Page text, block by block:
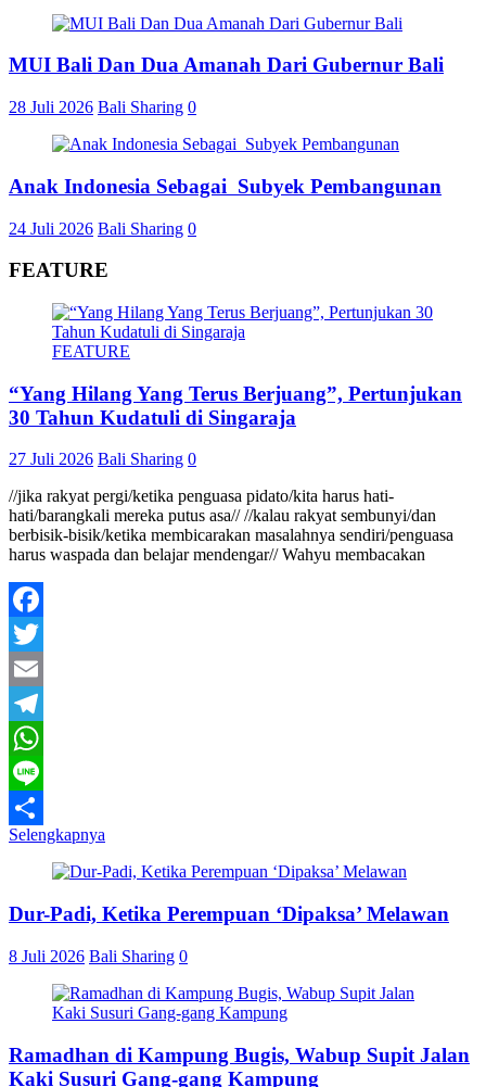
MUI Bali Dan Dua Amanah Dari Gubernur Bali
28 Juli 2026 Bali Sharing 0
Anak Indonesia Sebagai Subyek Pembangunan
24 Juli 2026 Bali Sharing 0
FEATURE
FEATURE
“Yang Hilang Yang Terus Berjuang”, Pertunjukan
30 Tahun Kudatuli di Singaraja
27 Juli 2026 Bali Sharing 0
//jika rakyat pergi/ketika penguasa pidato/kita harus hati-
hati/barangkali mereka putus asa// //kalau rakyat sembunyi/dan
berbisik-bisik/ketika membicarakan masalahnya sendiri/penguasa
harus waspada dan belajar mendengar// Wahyu membacakan
Facebook
Twitter
Email
Telegram
WhatsApp
Line
Share
Selengkapnya
Dur-Padi, Ketika Perempuan ‘Dipaksa’ Melawan
8 Juli 2026 Bali Sharing 0
Ramadhan di Kampung Bugis, Wabup Supit Jalan
Kaki Susuri Gang-gang Kampung